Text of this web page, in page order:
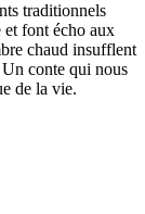
traditionnels
et font écho aux
chaud insufflent
conte qui nous
de la vie.